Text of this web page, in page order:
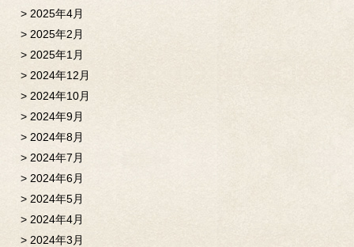
2025年4月
2025年2月
2025年1月
2024年12月
2024年10月
2024年9月
2024年8月
2024年7月
2024年6月
2024年5月
2024年4月
2024年3月